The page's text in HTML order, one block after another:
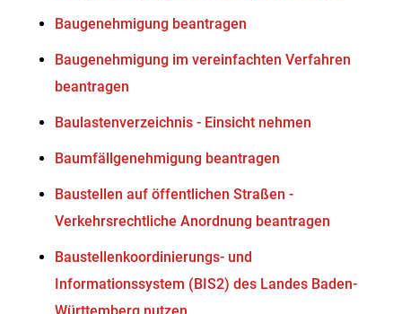
Baugenehmigung beantragen
Baugenehmigung im vereinfachten Verfahren
beantragen
Baulastenverzeichnis - Einsicht nehmen
Baumfällgenehmigung beantragen
Baustellen auf öffentlichen Straßen -
Verkehrsrechtliche Anordnung beantragen
Baustellenkoordinierungs- und
Informationssystem (BIS2) des Landes Baden-